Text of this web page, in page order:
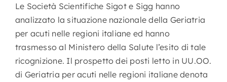
Le Società Scientifiche Sigot e Sigg hanno
analizzato la situazione nazionale della Geriatria
per acuti nelle regioni italiane ed hanno
trasmesso al Ministero della Salute l’esito di tale
ricognizione. Il prospetto dei posti letto in UU.OO.
di Geriatria per acuti nelle regioni italiane denota